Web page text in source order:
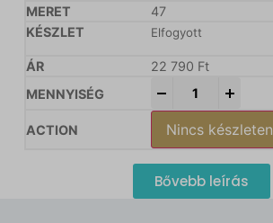
47
Elfogyott
22 790 Ft
Nincs készleten
Bővebb leírás